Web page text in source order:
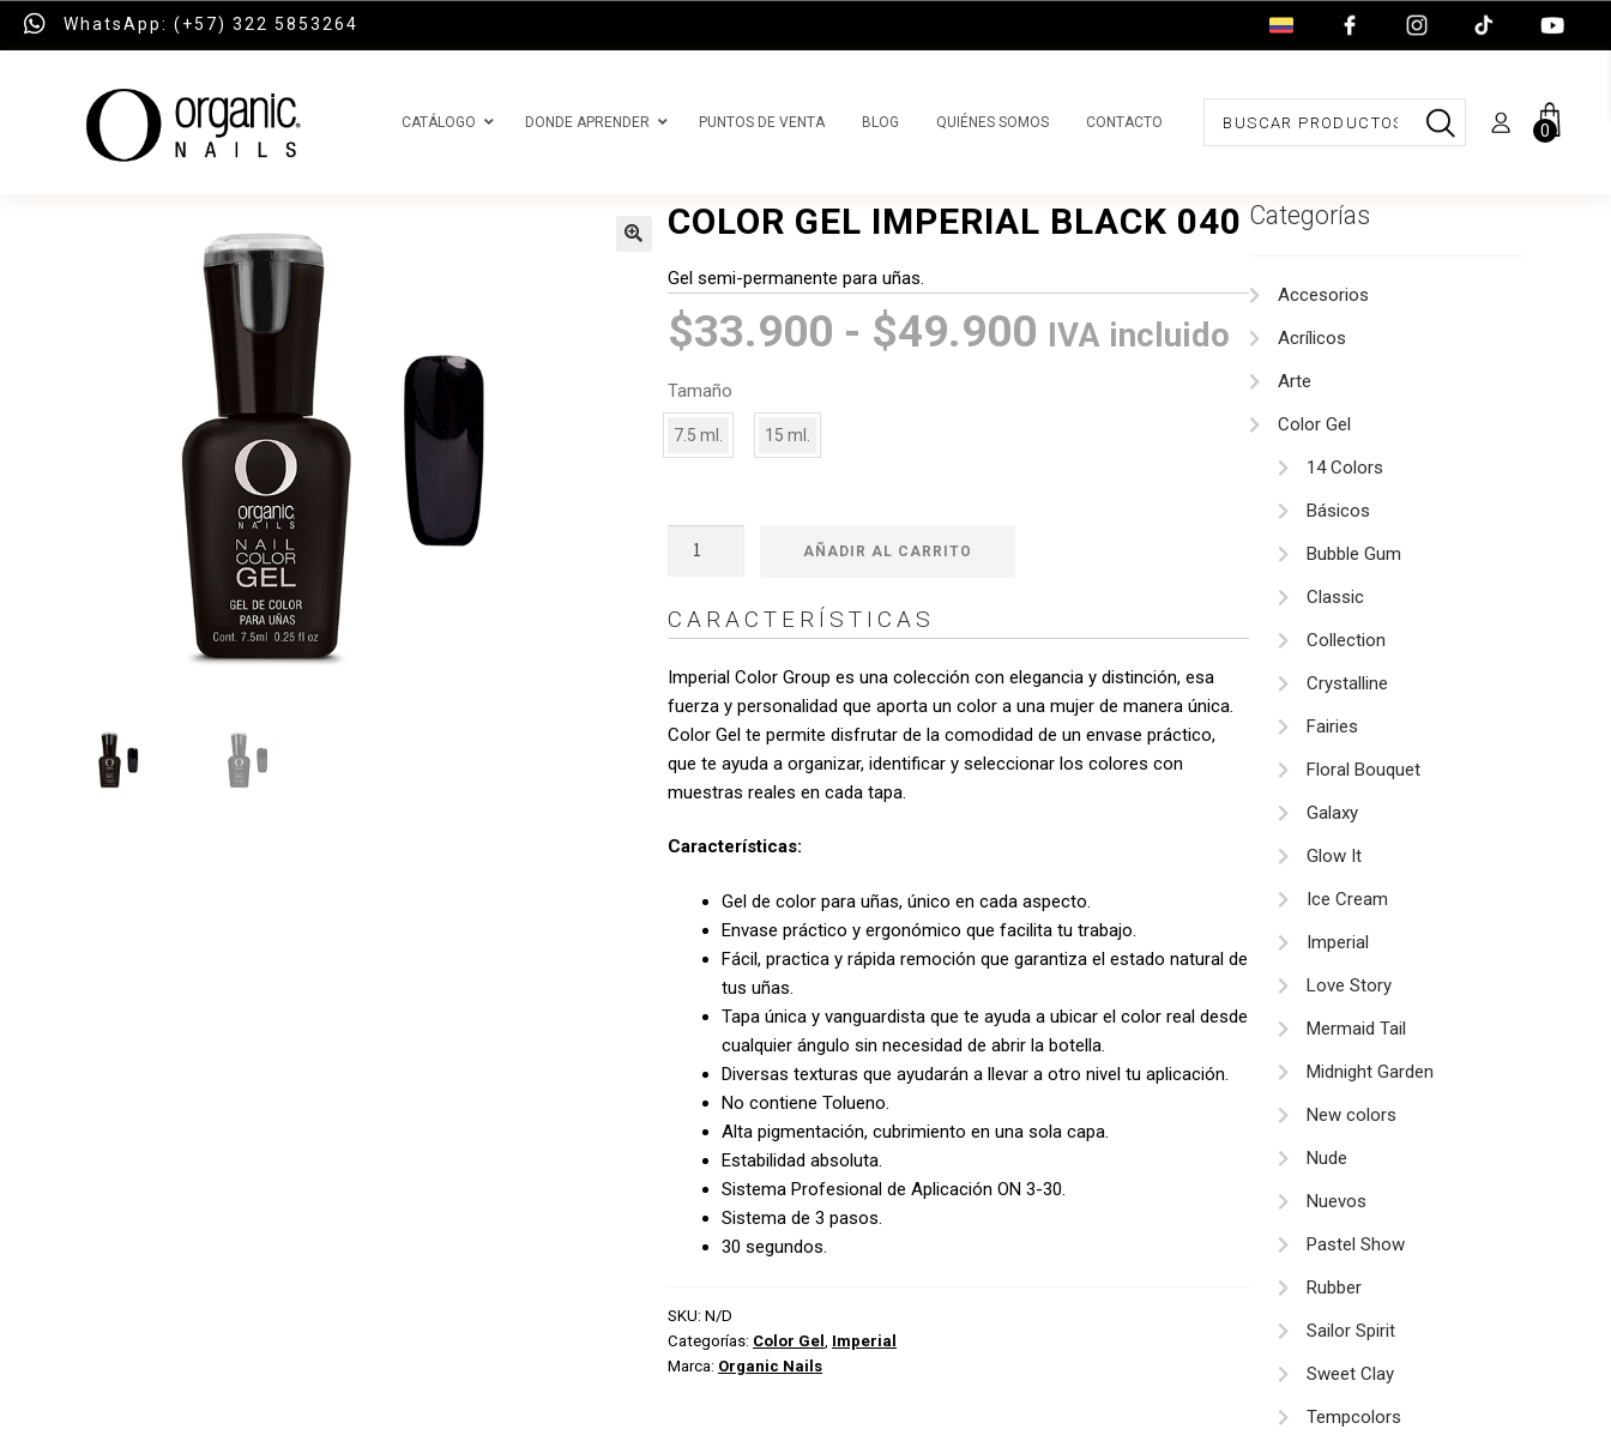
WhatsApp: (+57) 322 5853264
CATÁLOGO DONDE APRENDER PUNTOS DE VENTA BLOG QUIÉNES SOMOS CONTACTO 0
COLOR GEL IMPERIAL BLACK 040
Gel semi-permanente para uñas.
$33.900 - $49.900Rango
$49.900
IVA incluido
Tamaño
7.5 ml. 15 ml.
Color
Black
cantidad
AÑADIR AL CARRITO
CARACTERÍSTICAS
Imperial Color Group es una colección con elegancia y distinción, esa
fuerza y personalidad que aporta un color a una mujer de manera única.
Color Gel te permite disfrutar de la comodidad de un envase práctico,
que te ayuda a organizar, identificar y seleccionar los colores con
muestras reales en cada tapa.
Características:
Gel de color para uñas, único en cada aspecto.
Envase práctico y ergonómico que facilita tu trabajo.
Fácil, practica y rápida remoción que garantiza el estado natural de
tus uñas.
Tapa única y vanguardista que te ayuda a ubicar el color real desde
cualquier ángulo sin necesidad de abrir la botella.
Diversas texturas que ayudarán a llevar a otro nivel tu aplicación.
No contiene Tolueno.
Alta pigmentación, cubrimiento en una sola capa.
Estabilidad absoluta.
Sistema Profesional de Aplicación ON 3-30.
Sistema de 3 pasos.
30 segundos.
SKU: N/D
Categorías: Color Gel , Imperial
Marca: Organic Nails
Categorías
Accesorios
Acrílicos
Arte
Color Gel
14 Colors
Básicos
Bubble Gum
Classic
Collection
Crystalline
Fairies
Floral Bouquet
Galaxy
Glow It
Ice Cream
Imperial
Love Story
Mermaid Tail
Midnight Garden
New colors
Nude
Nuevos
Pastel Show
Rubber
Sailor Spirit
Sweet Clay
Tempcolors
desde
$49.900